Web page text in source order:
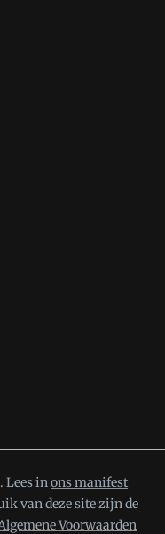
Lees inons manifest
van deze site zijn de
Voorwaarden